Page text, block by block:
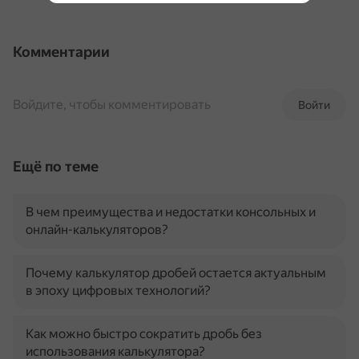
Комментарии
Войти
Войдите, чтобы комментировать
Ещё по теме
В чем преимущества и недостатки консольных и
онлайн-калькуляторов?
Почему калькулятор дробей остается актуальным
в эпоху цифровых технологий?
Как можно быстро сократить дробь без
использования калькулятора?